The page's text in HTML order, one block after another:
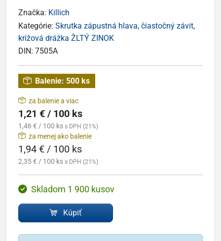
Značka: Killich
Kategórie: Skrutka zápustná hlava, čiastočný závit,
krížová drážka ŽLTÝ ZINOK
DIN: 7505A
Balenie: 500 ks
za balenie a viac
1,21 € / 100 ks
1,46 € / 100 ks s DPH (21%)
za menej ako balenie
1,94 € / 100 ks
2,35 € / 100 ks s DPH (21%)
Skladom 1 900 kusov
Kúpiť